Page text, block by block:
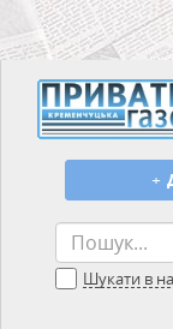
Шукати в
+